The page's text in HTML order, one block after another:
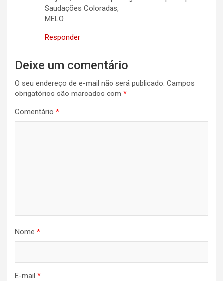
Saudações Coloradas,
MELO
Responder
Deixe um comentário
O seu endereço de e-mail não será publicado. Campos
obrigatórios são marcados com *
Comentário *
Nome *
E-mail *